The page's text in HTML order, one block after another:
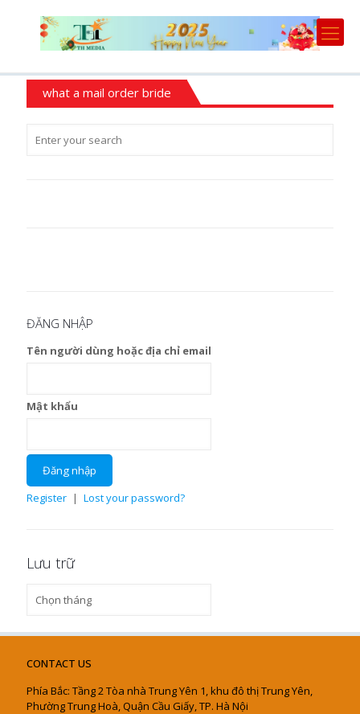
what a mail order bride
ĐĂNG NHẬP
Tên người dùng hoặc địa chỉ email
Mật khẩu
Register | Lost your password?
Lưu trữ
trữ
CONTACT US
Phía Bắc: Tầng 2 Tòa nhà Trung Yên 1, khu đô thị Trung Yên,
Phường Trung Hoà, Quận Cầu Giấy, TP. Hà Nội